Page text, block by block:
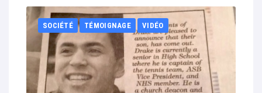
Boutique
Partenaires
Contacts
SOCIÉTÉ TÉMOIGNAGE VIDÉO